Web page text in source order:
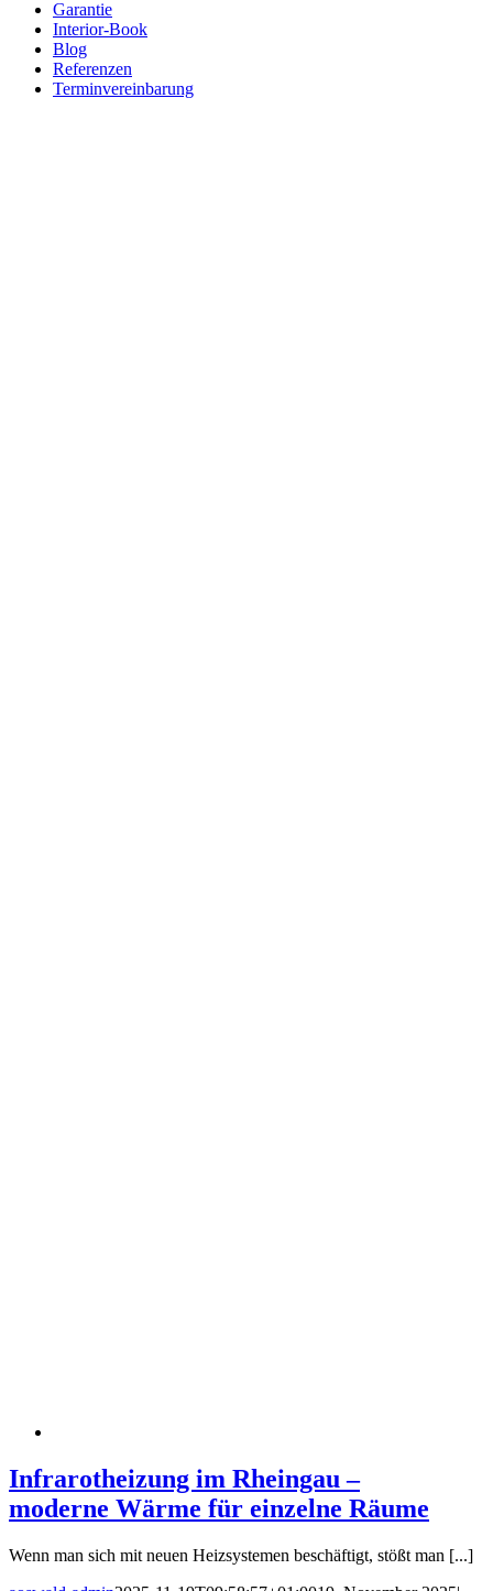
Garantie
Interior-Book
Blog
Referenzen
Terminvereinbarung
Infrarotheizung im Rheingau –
moderne Wärme für einzelne Räume
Wenn man sich mit neuen Heizsystemen beschäftigt, stößt man [...]